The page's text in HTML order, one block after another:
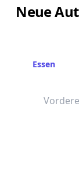
Neue
Essen